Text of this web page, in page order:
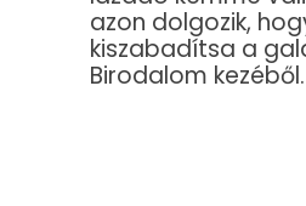
azon dolgozik,
kiszabadítsa a
Birodalom kezéből.